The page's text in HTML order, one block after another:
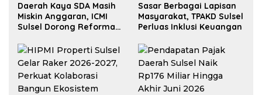
Daerah Kaya SDA Masih
Miskin Anggaran, ICMI
Sulsel Dorong Reformasi
Sasar Berbagai Lapisan
Masyarakat, TPAKD Sulsel
Perluas Inklusi Keuangan